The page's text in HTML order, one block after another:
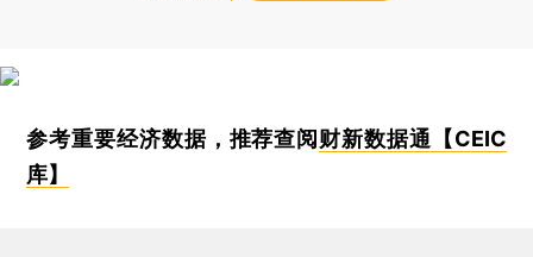
参考重要经济数据，推荐查阅 财新数据通【CEIC
库】